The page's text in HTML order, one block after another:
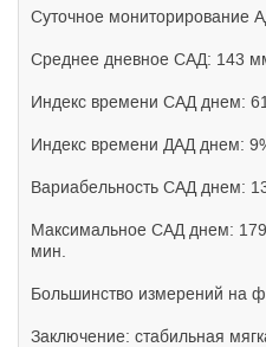
Суточное мониторирование
Среднее дневное САД: 143 мм
Индекс времени САД днем:
Индекс времени ДАД днем:
Вариабельность САД днем:
Максимальное САД днем:
мин.
Большинство измерений на
Заключение: стабильная